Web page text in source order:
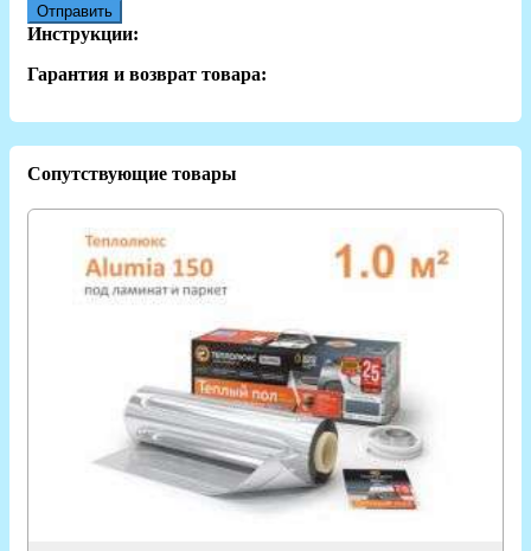
Отправить
Инструкции:
Гарантия и возврат товара:
Сопутствующие товары